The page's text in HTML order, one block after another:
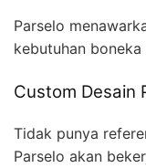
Parselo
kebutuhan
Custom Desain
Tidak punya
Parselo akan